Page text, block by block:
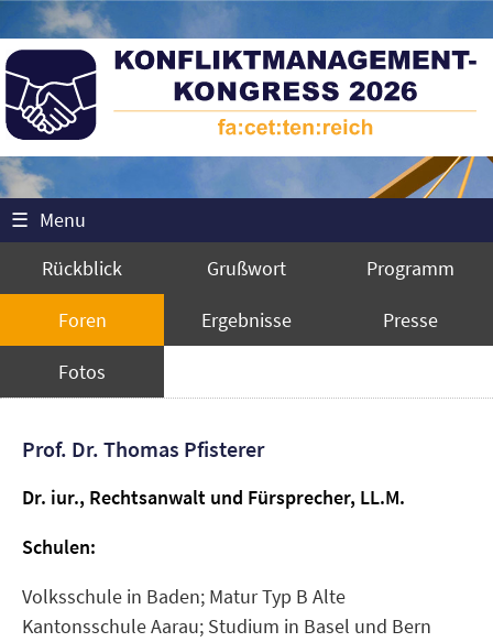
☰ Menu
Rückblick
Grußwort Programm
Foren Ergebnisse Presse
Fotos
Prof. Dr. Thomas Pfisterer
Dr. iur., Rechtsanwalt und Fürsprecher, LL.M.
Schulen:
Volksschule in Baden; Matur Typ B Alte
Kantonsschule Aarau; Studium in Basel und Bern